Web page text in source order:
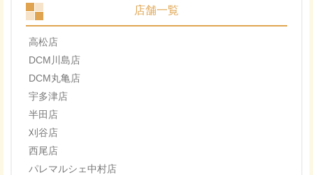
店舗一覧
高松店
DCM川島店
DCM丸亀店
宇多津店
半田店
刈谷店
西尾店
パレマルシェ中村店